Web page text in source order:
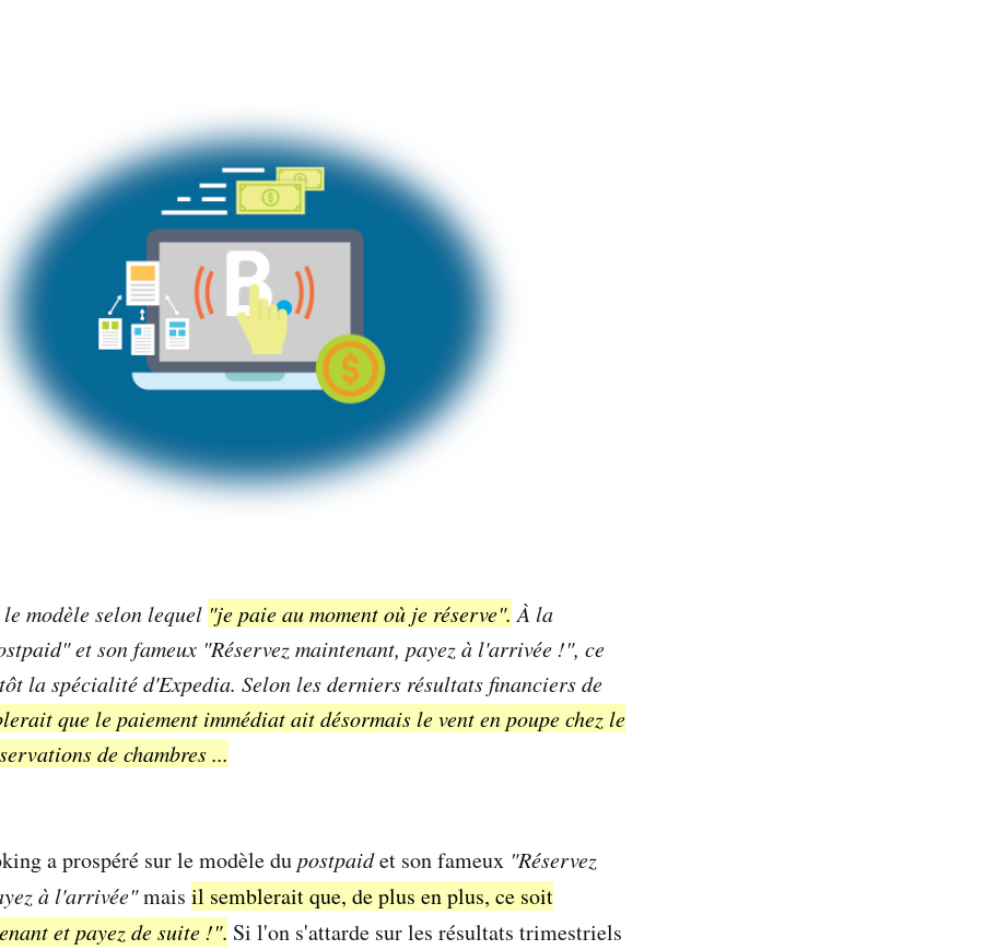
modèle selon lequel "je paie au moment où je réserve". À la
et son fameux "Réservez maintenant, payez à l'arrivée !", ce
la spécialité d'Expedia. Selon les derniers résultats financiers de
que lepaiement immédiatait désormais le vent en poupe chez le
de chambres ...
a prospéré sur le modèle dupostpaidet son fameux "Réservez
à l'arrivée"mais il semblerait que, de plus en plus, ce soit
et payez de suite !". Si l'on s'attarde sur les résultats trimestriels